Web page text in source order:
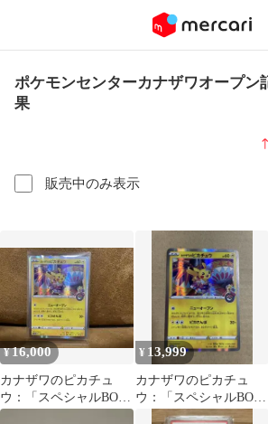
ポケモンセンターカナザワオープン
果
販売中のみ表示
¥16,000
カナザワのピカチュ
ウ：「スペシャルBOX
ポケモンセンターカナ
¥ 13,999
カナザワのピカチュ
ウ：「スペシャルBOX
ポケモンセンターカナ